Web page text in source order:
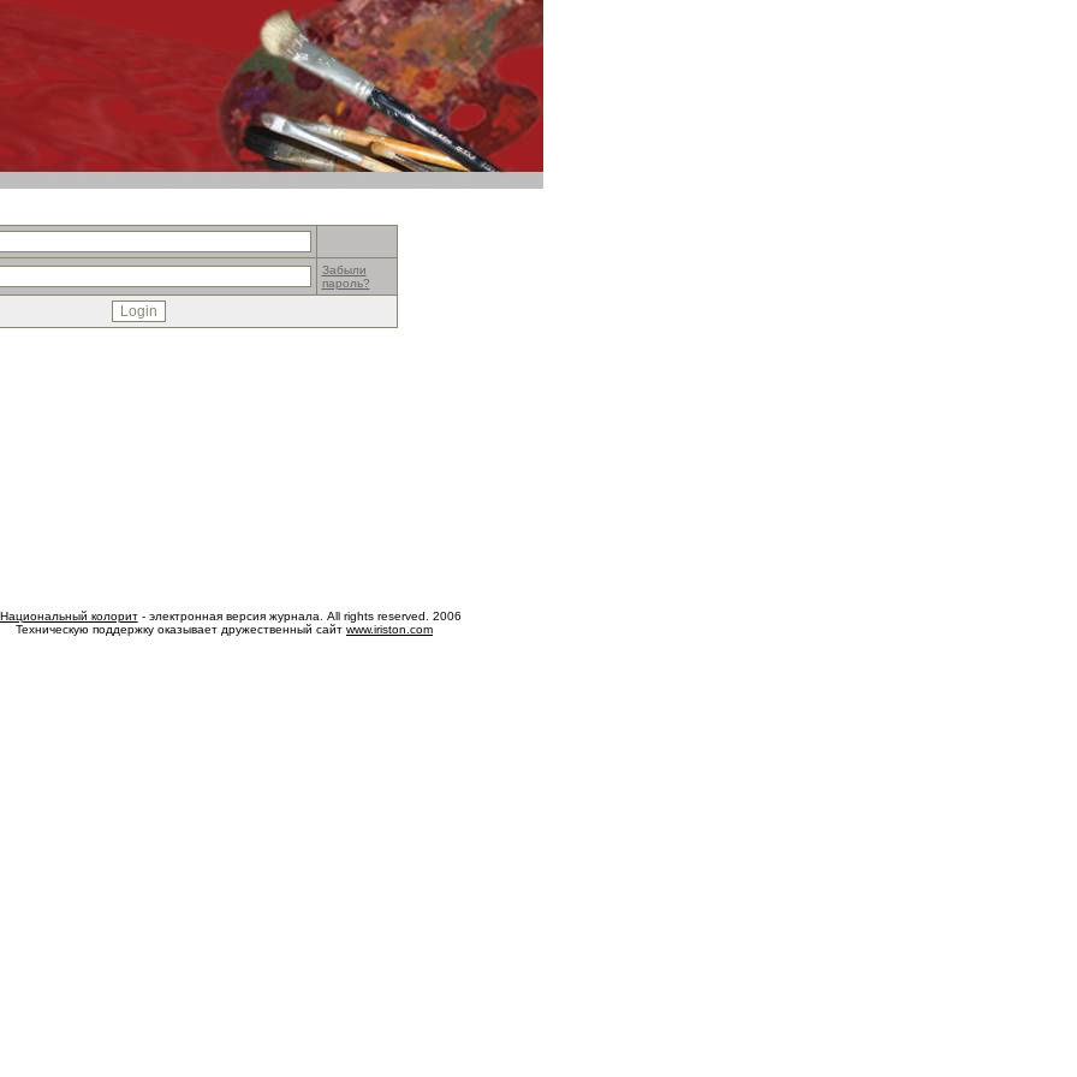
Забыли
пароль?
Национальный колорит- электронная версия журнала. All rights reserved. 2006
Техническую поддержку оказывает дружественный сайт www.iriston.com